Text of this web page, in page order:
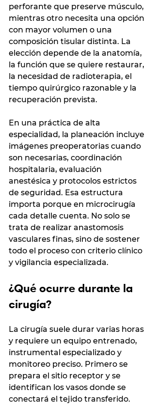
perforante que preserve músculo,
mientras otro necesita una opción
con mayor volumen o una
composición tisular distinta. La
elección depende de la anatomía,
la función que se quiere restaurar,
la necesidad de radioterapia, el
tiempo quirúrgico razonable y la
recuperación prevista.
En una práctica de alta
especialidad, la planeación incluye
imágenes preoperatorias cuando
son necesarias, coordinación
hospitalaria, evaluación
anestésica y protocolos estrictos
de seguridad. Esa estructura
importa porque en microcirugía
cada detalle cuenta. No solo se
trata de realizar anastomosis
vasculares finas, sino de sostener
todo el proceso con criterio clínico
y vigilancia especializada.
¿Qué ocurre durante la
cirugía?
La cirugía suele durar varias horas
y requiere un equipo entrenado,
instrumental especializado y
monitoreo preciso. Primero se
prepara el sitio receptor y se
identifican los vasos donde se
conectará el tejido transferido.